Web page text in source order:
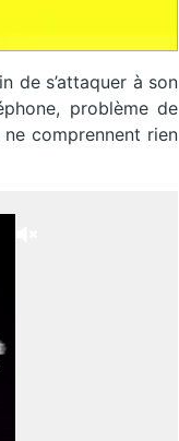
de s’attaquer à son
problème de
comprennent rien